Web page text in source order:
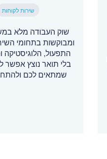
שירות לקוחות
שוק העבודה מלא
ומבוקשות בתחומי
התפעול, הלוגיסטיקה
בלי תואר נוצץ אפשר
שמתאים לכם